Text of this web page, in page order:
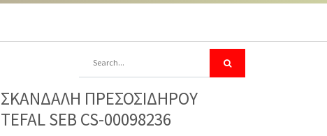
ΣΚΑΝΔΑΛΗ ΠΡΕΣΟΣΙΔΗΡΟΥ
TEFAL SEB CS-00098236